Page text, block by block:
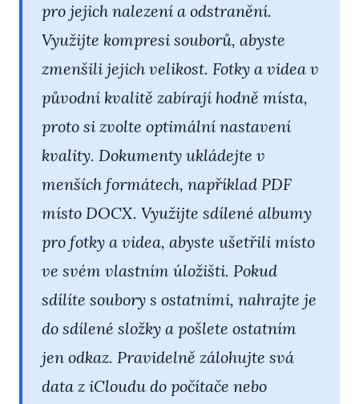
pro jejich nalezení a odstranění.
Využijte kompresi souborů, abyste
zmenšili jejich velikost. Fotky a videa v
původní kvalitě zabírají hodně místa,
proto si zvolte optimální nastavení
kvality. Dokumenty ukládejte v
menších formátech, například PDF
místo DOCX. Využijte sdílené albumy
pro fotky a videa, abyste ušetřili místo
ve svém vlastním úložišti. Pokud
sdílíte soubory s ostatními, nahrajte je
do sdílené složky a pošlete ostatním
jen odkaz. Pravidelně zálohujte svá
data z iCloudu do počítače nebo